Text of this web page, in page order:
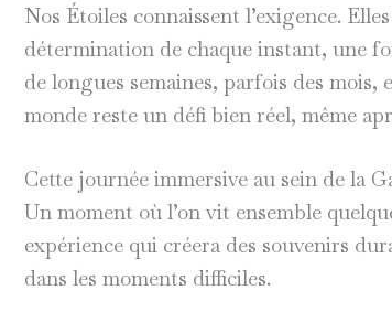
Nos Étoiles connaissent l’exigence.
détermination de chaque instant, une
de longues semaines, parfois des
monde reste un défi bien réel, même
Cette journée immersive au sein de la
Un moment où l’on vit ensemble
expérience qui créera des souvenirs
dans les moments difficiles.